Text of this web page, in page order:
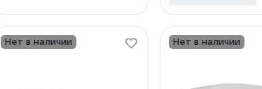
Нет в наличии Нет в наличии